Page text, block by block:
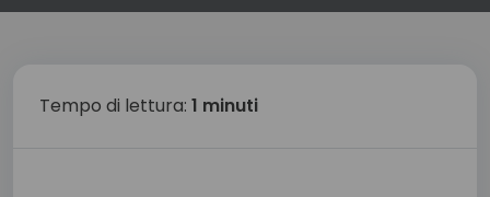
Tempo di lettura: 1 minuti